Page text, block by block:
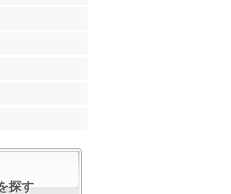
探す